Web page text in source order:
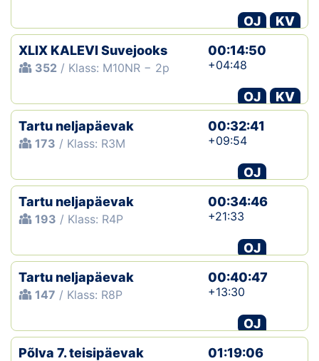
OJ
KV
XLIX KALEVI Suvejooks
352 / Klass: M10NR − 2p
00:14:50
+04:48
OJ
KV
Tartu neljapäevak
173 / Klass: R3M
00:32:41
+09:54
OJ
Tartu neljapäevak
193 / Klass: R4P
00:34:46
+21:33
OJ
Tartu neljapäevak
147 / Klass: R8P
00:40:47
+13:30
OJ
Põlva 7. teisipäevak
01:19:06